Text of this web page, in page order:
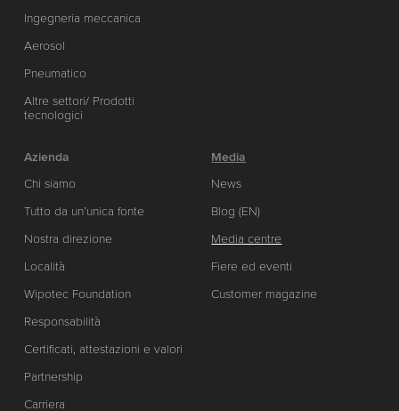
Ingegneria meccanica
Aerosol
Pneumatico
Altre settori/ Prodotti
tecnologici
Azienda
Chi siamo
Tutto da un’unica fonte
Nostra direzione
Località
Wipotec Foundation
Responsabilità
Certificati, attestazioni e valori
Partnership
Carriera
Media
News
Blog (EN)
Media centre
Fiere ed eventi
Customer magazine